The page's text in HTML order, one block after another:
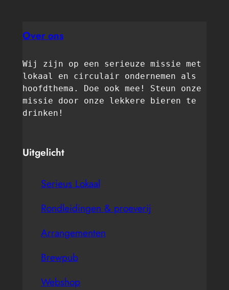
Over ons
Wij zijn op een serieuze missie met
lokaal en circulair ondernemen als
hoofdthema. Doe ook mee! Steun onze
missie door onze lekkere bieren te
drinken!
Uitgelicht
Serieus Lokaal
Rondleidingen & proeverij
Arrangementen
Brewpub
Webshop